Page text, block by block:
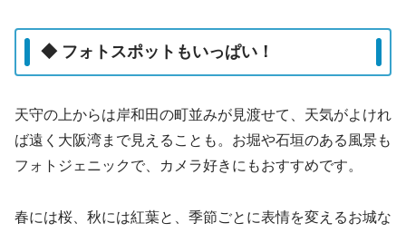
◆ フォトスポットもいっぱい！
天守の上からは岸和田の町並みが見渡せて、天気がよけれ
ば遠く大阪湾まで見えることも。お堀や石垣のある風景も
フォトジェニックで、カメラ好きにもおすすめです。
春には桜、秋には紅葉と、季節ごとに表情を変えるお城な